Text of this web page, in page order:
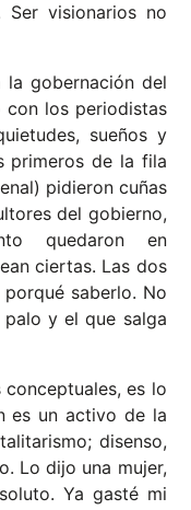
Ser visionarios no
la gobernación del
con los periodistas
sueños y
primeros de la fila
pidieron cuñas
del gobierno,
quedaron en
ciertas. Las dos
saberlo. No
y el que salga
es lo
es un activo de la
disenso,
Lo dijo una mujer,
Ya gasté mi